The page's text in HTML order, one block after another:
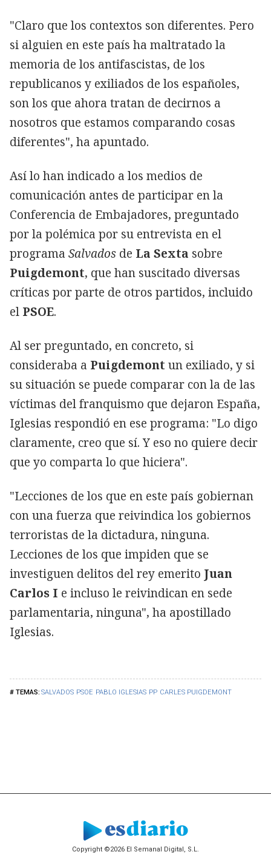
SALVADOS PSOE PABLO IGLESIAS PP CARLES PUIGDEMONT
"Claro que los contextos son diferentes. Pero
si alguien en este país ha maltratado la
memoria de los antifascistas, de los
republicanos y exiliados de los españoles,
son los que ahora tratan de decirnos a
nosotros que estamos comparando cosas
diferentes", ha apuntado.
Así lo han indicado a los medios de
comunicación antes de participar en la
Conferencia de Embajadores, preguntado
por la polémica por su entrevista en el
programa Salvados de La Sexta sobre
Puigdemont, que han suscitado diversas
críticas por parte de otros partidos, incluido
el PSOE.
Al ser preguntado, en concreto, si
consideraba a Puigdemont un exiliado, y si
su situación se puede comparar con la de las
víctimas del franquismo que dejaron España,
Iglesias respondió en ese programa: "Lo digo
claramente, creo que sí. Y eso no quiere decir
que yo comparta lo que hiciera".
"Lecciones de los que en este país gobiernan
con una fuerza que reivindica los gobiernos
terroristas de la dictadura, ninguna.
Lecciones de los que impiden que se
investiguen delitos del rey emerito Juan
Carlos I e incluso le reivindican en sede
parlamentaria, ninguna", ha apostillado
Iglesias.
Copyright ©2026 El Semanal Digital, S.L.